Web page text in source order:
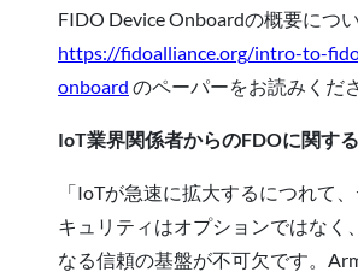
FIDO Device Onboardの概要につい
https://fidoalliance.org/intro-to-
onboard のペーパーをお読みくだ
IoT業界関係者からのFDOに関す
「IoTが急速に拡大するにつれて
キュリティはオプションではなく
なる信頼の基盤が不可欠です。